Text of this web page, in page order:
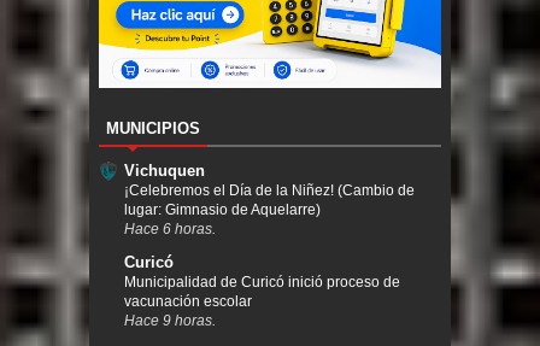
MUNICIPIOS
Vichuquen
¡Celebremos el Día de la Niñez! (Cambio de
lugar: Gimnasio de Aquelarre)
Hace 6 horas.
Curicó
Municipalidad de Curicó inició proceso de
vacunación escolar
Hace 9 horas.